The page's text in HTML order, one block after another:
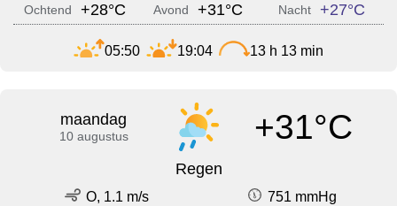
Ochtend +28°C Avond +31°C Nacht +27°C
05:50 19:04 13 h 13 min
maandag
10 augustus +31°C
Regen
O, 1.1 m/s
751 mmHg